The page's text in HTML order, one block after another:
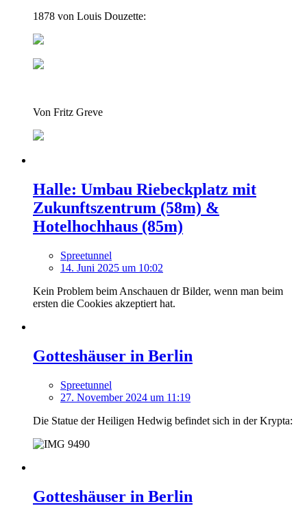
1878 von Louis Douzette:
Von Fritz Greve
Halle: Umbau Riebeckplatz mit
Zukunftszentrum (58m) &
Hotelhochhaus (85m)
Spreetunnel
14. Juni 2025 um 10:02
Kein Problem beim Anschauen dr Bilder, wenn man beim
ersten die Cookies akzeptiert hat.
Gotteshäuser in Berlin
Spreetunnel
27. November 2024 um 11:19
Die Statue der Heiligen Hedwig befindet sich in der Krypta:
Gotteshäuser in Berlin